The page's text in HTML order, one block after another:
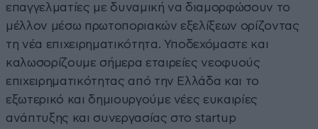
επαγγελματίες με δυναμική να διαμορφώσουν το
μέλλον μέσω πρωτοποριακών εξελίξεων ορίζοντας
τη νέα επιχειρηματικότητα. Υποδεχόμαστε και
καλωσορίζουμε σήμερα εταιρείες νεοφυούς
επιχειρηματικότητας από την Ελλάδα και το
εξωτερικό και δημιουργούμε νέες ευκαιρίες
ανάπτυξης και συνεργασίας στο startup